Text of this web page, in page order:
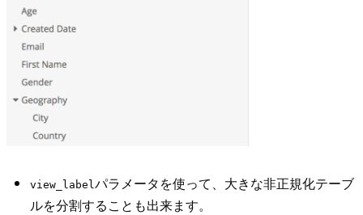
view_label パラメータを使って、大きな非正規化テーブ
ルを分割することも出来ます。